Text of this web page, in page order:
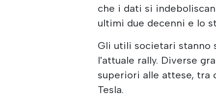
che i dati si
ultimi due decenni e lo
Gli utili societari stanno
l'attuale rally. Diverse
superiori alle attese,
Tesla.